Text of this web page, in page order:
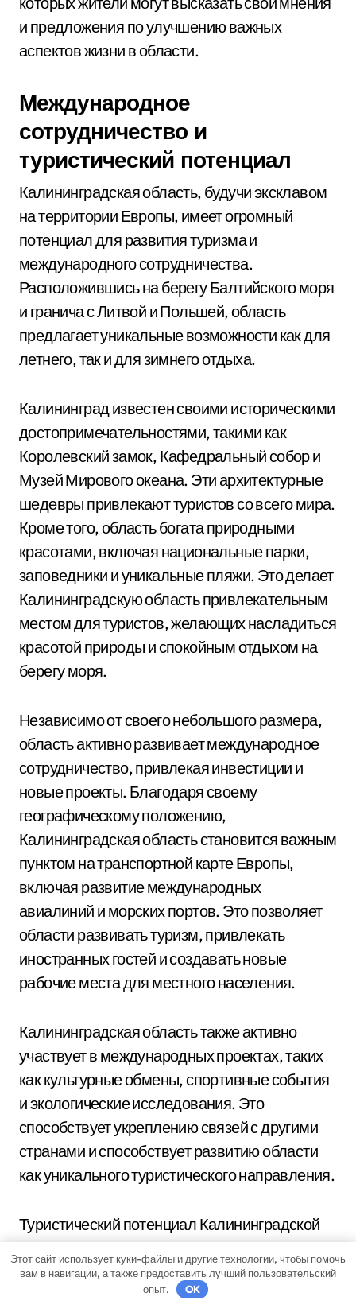
и предложения по улучшению важных
аспектов жизни в области.
Международное
сотрудничество и
туристический потенциал
Калининградская область, будучи эксклавом
на территории Европы, имеет огромный
потенциал для развития туризма и
международного сотрудничества.
Расположившись на берегу Балтийского моря
и гранича с Литвой и Польшей, область
предлагает уникальные возможности как для
летнего, так и для зимнего отдыха.
Калининград известен своими историческими
достопримечательностями, такими как
Королевский замок, Кафедральный собор и
Музей Мирового океана. Эти архитектурные
шедевры привлекают туристов со всего мира.
Кроме того, область богата природными
красотами, включая национальные парки,
заповедники и уникальные пляжи. Это делает
Калининградскую область привлекательным
местом для туристов, желающих насладиться
красотой природы и спокойным отдыхом на
берегу моря.
Независимо от своего небольшого размера,
область активно развивает международное
сотрудничество, привлекая инвестиции и
новые проекты. Благодаря своему
географическому положению,
Калининградская область становится важным
пунктом на транспортной карте Европы,
включая развитие международных
авиалиний и морских портов. Это позволяет
области развивать туризм, привлекать
иностранных гостей и создавать новые
рабочие места для местного населения.
Калининградская область также активно
участвует в международных проектах, таких
как культурные обмены, спортивные события
и экологические исследования. Это
способствует укреплению связей с другими
странами и способствует развитию области
как уникального туристического направления.
Туристический потенциал Калининградской
области постоянно демонстрирует свой рост,
притягивая все больше внимания со стороны
иностранных и российских туристов. С
Этот сайт использует куки-файлы и другие технологии, чтобы помочь
вам в навигации, а также предоставить лучший пользовательский
опыт.
OK